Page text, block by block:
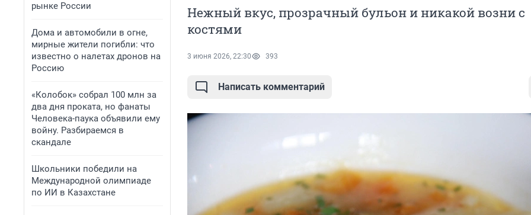
рынке России
Дома и автомобили в огне,
мирные жители погибли: что
известно о налетах дронов на
Россию
«Колобок» собрал 100 млн за
два дня проката, но фанаты
Человека-паука объявили ему
войну. Разбираемся в
скандале
Школьники победили на
Международной олимпиаде
по ИИ в Казахстане
Нежный вкус, прозрачный бульон и никакой возни с
костями
3 июня 2026, 22:30 393
Написать комментарий